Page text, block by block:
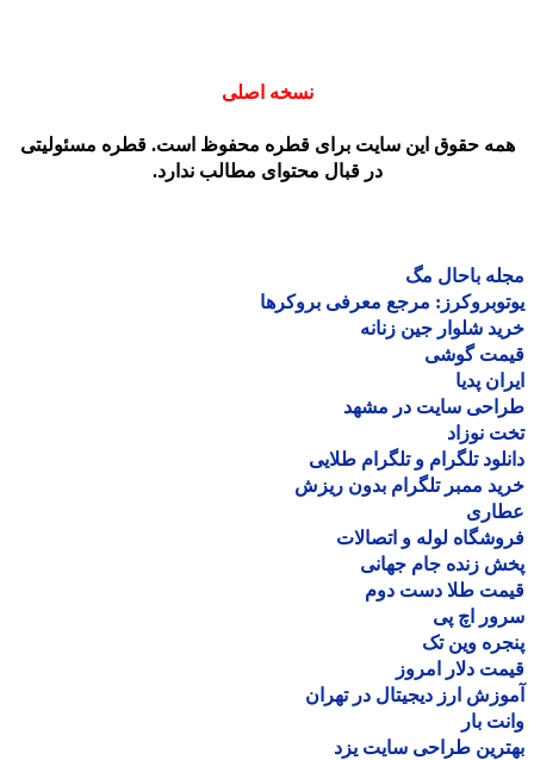
نسخه اصلی
حقوق این سایت برای قطره محفوظ است. قطره مسئولیتی
در قبال محتوای مطالب ندارد.
باحال مگ
مرجع معرفی بروکرها
شلوار جین زنانه
گوشی
پدیا
سایت در مشهد
نوزاد
تلگرام و تلگرام طلایی
ممبر تلگرام بدون ریزش
لوله و اتصالات
زنده جام جهانی
طلا دست دوم
اچ پی
وین تک
دلار امروز
ارز دیجیتال در تهران
بار
طراحی سایت یزد